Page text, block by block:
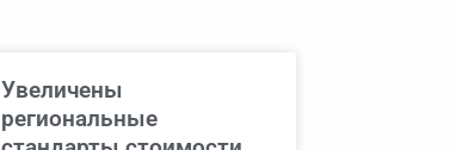
Увеличены
региональные